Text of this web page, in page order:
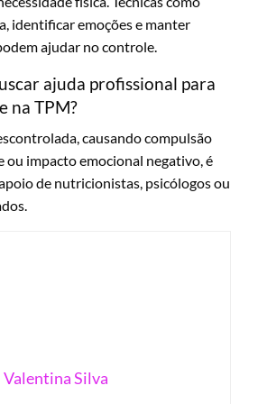
identificar emoções e manter
ajudar no controle.
ajuda profissional para
na TPM?
causando compulsão
impacto emocional negativo, é
de nutricionistas, psicólogos ou
Valentina Silva